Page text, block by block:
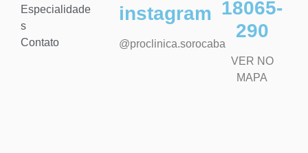
Especialidade
s
Contato
instagram
@proclinica.sorocaba
18065-
290
VER NO
MAPA